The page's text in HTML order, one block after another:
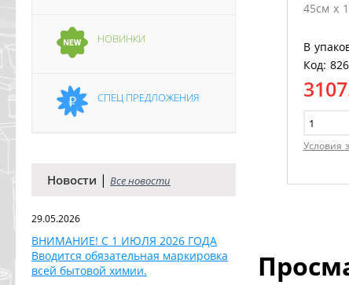
НОВИНКИ
СПЕЦ ПРЕДЛОЖЕНИЯ
Новости | Все новости
29.05.2026
ВНИМАНИЕ! С 1 ИЮЛЯ 2026 ГОДА
Вводится обязательная маркировка
всей бытовой химии.
45см х
В
Код:
Условия